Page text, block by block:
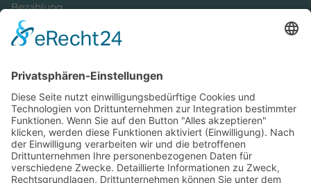
Bezahlung
Newsletter
Versandinformationen
Verfügbarkeit/Verträglichkeit
Rechtliches
Widerrufsrecht und Widerrufsformular
Impressum